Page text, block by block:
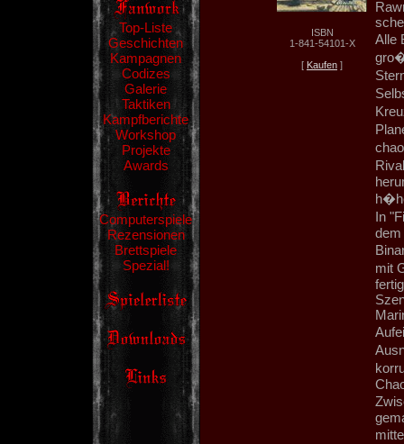
Top-Liste
Geschichten
Kampagnen
Codizes
Galerie
Taktiken
Kampfberichte
Workshop
Projekte
Awards
Computerspiele
Rezensionen
Brettspiele
Spezial!
ISBN
1-841-54101-X
[ Kaufen ]
Alle
In
dem
mit